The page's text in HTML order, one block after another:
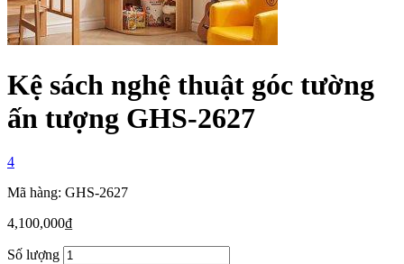
Kệ sách nghệ thuật góc tường
ấn tượng GHS-2627
4
Mã hàng: GHS-2627
4,100,000₫
Số lượng